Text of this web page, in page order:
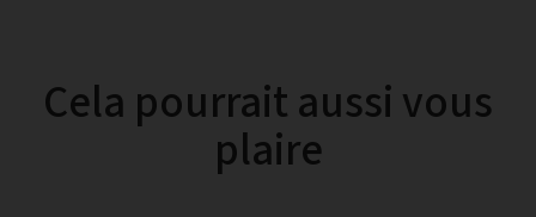
Cela pourrait aussi vous
plaire